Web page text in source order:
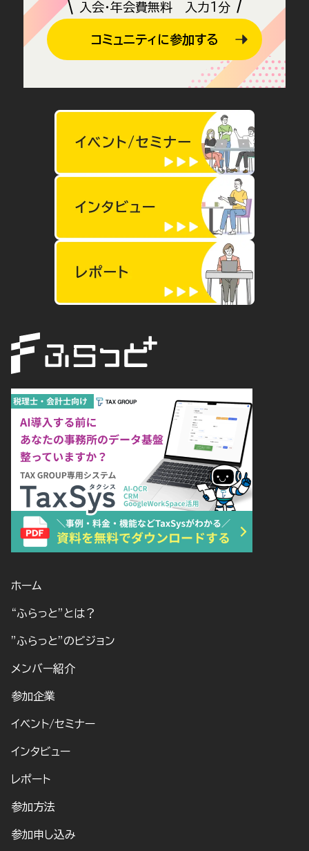
入会・年会費無料 入力1分
コミュニティに参加する
ホーム
“ふらっと”とは？
”ふらっと”のビジョン
メンバー紹介
参加企業
イベント/セミナー
インタビュー
レポート
参加方法
参加申し込み